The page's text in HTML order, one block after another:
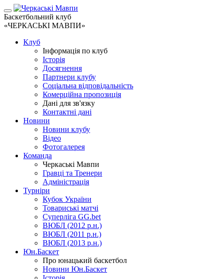
Баскетбольний клуб
«ЧЕРКАСЬКІ МАВПИ»
Клуб
Інформація по клуб
Історія
Досягнення
Партнери клубу
Соціальна відповідальність
Комерційна пропозиція
Дані для зв'язку
Контактні дані
Новини
Новини клубу
Відео
Фотогалерея
Команда
Черкаські Мавпи
Гравці та Тренери
Адміністрація
Турніри
Кубок України
Товариські матчі
Суперліга GG.bet
ВЮБЛ (2012 р.н.)
ВЮБЛ (2011 р.н.)
ВЮБЛ (2013 р.н.)
Юн.Баскет
Про юнацький баскетбол
Новини Юн.Баскет